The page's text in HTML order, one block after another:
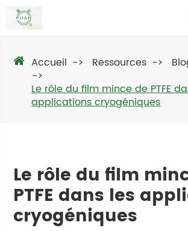
Accueil Ressources
Le rôle du film mince de PTFE
applications cryogéniques
Le rôle du film
PTFE dans les
cryogéniques